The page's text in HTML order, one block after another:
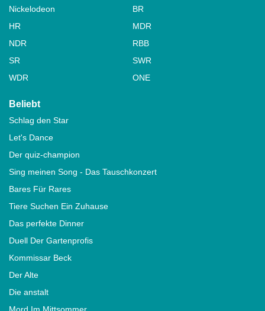
Nickelodeon
BR
HR
MDR
NDR
RBB
SR
SWR
WDR
ONE
Beliebt
Schlag den Star
Let's Dance
Der quiz-champion
Sing meinen Song - Das Tauschkonzert
Bares Für Rares
Tiere Suchen Ein Zuhause
Das perfekte Dinner
Duell Der Gartenprofis
Kommissar Beck
Der Alte
Die anstalt